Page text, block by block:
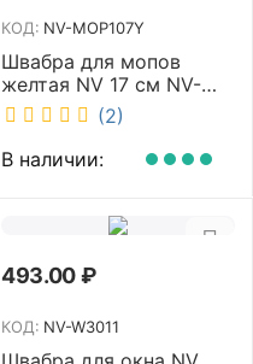
КОД: NV-MOP107Y
Швабра для мопов
желтая NV 17 см NV-
MOP107Y (2)
В наличии:
493.00₽
КОД: NV-W3011